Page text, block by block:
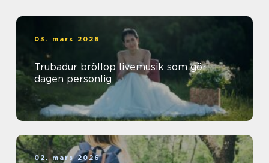
03. mars 2026
Trubadur bröllop livemusik som gör
dagen personlig
02. mars 2026